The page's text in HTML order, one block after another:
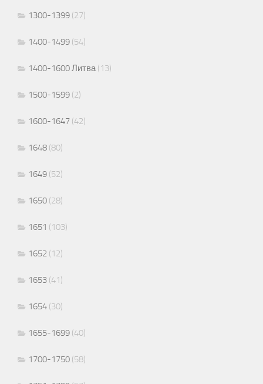
1300-1399 (27)
1400-1499 (54)
1400-1600 Литва(13)
1500-1599 (2)
1600-1647 (42)
1648 (80)
1649 (52)
1650 (28)
1651 (103)
1652 (12)
1653 (41)
1654 (30)
1655-1699 (40)
1700-1750 (58)